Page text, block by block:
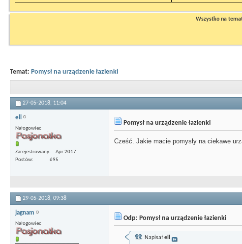
Wszystko na
Temat: Pomysł na urządzenie łazienki
27-05-2018, 11:04
ell
Nałogowiec
Zarejestrowany
Apr 2017
Postów
695
Pomysł na urządzenie łazienki
Cześć. Jakie macie pomysły na ciekawe
29-05-2018, 09:38
jagnam
Nałogowiec
Odp: Pomysł na urządzenie łazienki
Napisał ell